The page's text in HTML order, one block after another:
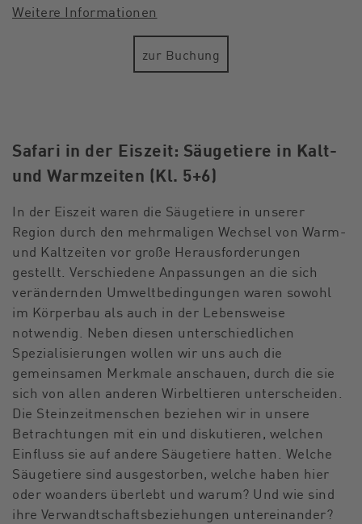
Weitere Informationen
zur Buchung
Safari in der Eiszeit: Säugetiere in Kalt-
und Warmzeiten (Kl. 5+6)
In der Eiszeit waren die Säugetiere in unserer
Region durch den mehrmaligen Wechsel von Warm-
und Kaltzeiten vor große Herausforderungen
gestellt. Verschiedene Anpassungen an die sich
verändernden Umweltbedingungen waren sowohl
im Körperbau als auch in der Lebensweise
notwendig. Neben diesen unterschiedlichen
Spezialisierungen wollen wir uns auch die
gemeinsamen Merkmale anschauen, durch die sie
sich von allen anderen Wirbeltieren unterscheiden.
Die Steinzeitmenschen beziehen wir in unsere
Betrachtungen mit ein und diskutieren, welchen
Einfluss sie auf andere Säugetiere hatten. Welche
Säugetiere sind ausgestorben, welche haben hier
oder woanders überlebt und warum? Und wie sind
ihre Verwandtschaftsbeziehungen untereinander?